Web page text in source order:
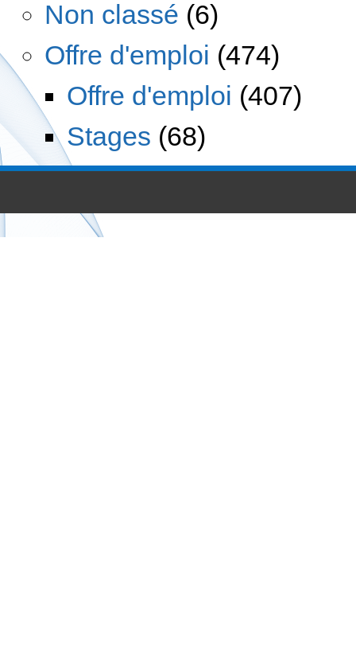
Non classé (6)
Offre d'emploi (474)
Offre d'emploi (407)
Stages (68)